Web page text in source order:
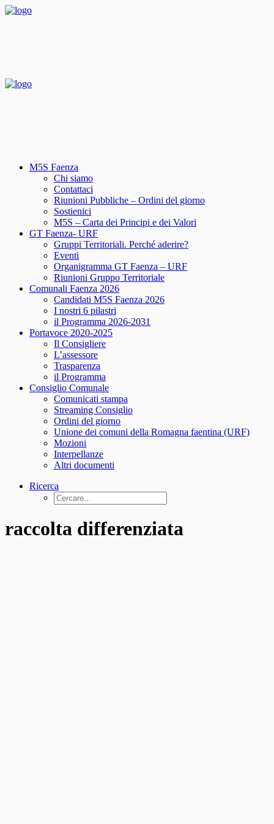
M5S Faenza
Chi siamo
Contattaci
Riunioni Pubbliche – Ordini del giorno
Sostienici
M5S – Carta dei Principi e dei Valori
GT Faenza- URF
Gruppi Territoriali. Perché aderire?
Eventi
Organigramma GT Faenza – URF
Riunioni Gruppo Territoriale
Comunali Faenza 2026
Candidati M5S Faenza 2026
I nostri 6 pilastri
il Programma 2026-2031
Portavoce 2020-2025
Il Consigliere
L’assessore
Trasparenza
il Programma
Consiglio Comunale
Comunicati stampa
Streaming Consiglio
Ordini del giorno
Unione dei comuni della Romagna faentina (URF)
Mozioni
Interpellanze
Altri documenti
Ricerca
raccolta differenziata